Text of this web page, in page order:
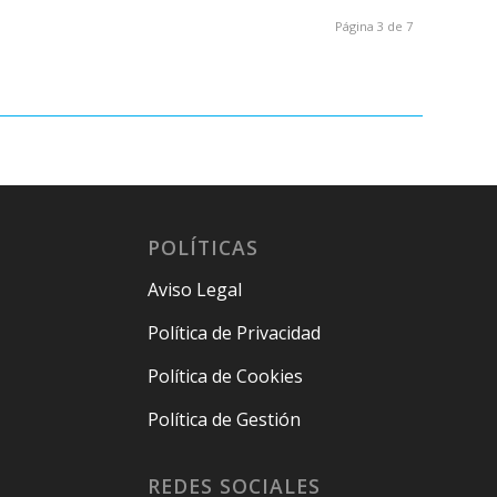
Página 3 de 7
POLÍTICAS
Aviso Legal
Política de Privacidad
Política de Cookies
Política de Gestión
REDES SOCIALES